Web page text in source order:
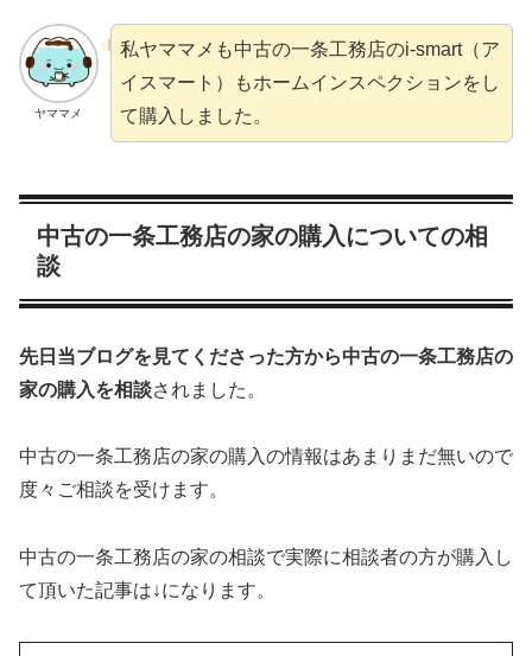
ヤママメ
私ヤママメも中古の一条工務店のi-smart（ア
イスマート）もホームインスペクションをし
て購入しました。
中古の一条工務店の家の購入についての相
談
先日当ブログを見てくださった方から中古の一条工務店の
家の購入を相談されました。
中古の一条工務店の家の購入の情報はあまりまだ無いので
度々ご相談を受けます。
中古の一条工務店の家の相談で実際に相談者の方が購入し
て頂いた記事は↓になります。